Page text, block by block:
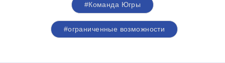
#Команда Югры
#ограниченные возможности